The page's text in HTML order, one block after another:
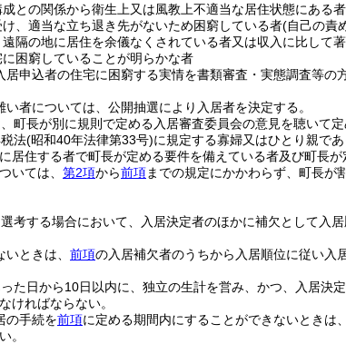
との関係から衛生上又は風教上不適当な居住状態にある者
、適当な立ち退き先がないため困窮している者(自己の責
隔の地に居住を余儀なくされている者又は収入に比して
困窮していることが明らかな者
居申込者の住宅に困窮する実情を書類審査・実態調査等
者については、公開抽選により入居者を決定する。
町長が別に規則で定める入居審査委員会の意見を聴いて定
法(昭和40年法律第33号)に規定する寡婦又はひとり親で
居住する者で町長が定める要件を備えている者及び町長
いては、 第2項から前項までの規定にかかわらず、町長が
考する場合において、入居決定者のほかに補欠として入
ときは、 前項の入居補欠者のうちから入居順位に従い入
た日から10日以内に、独立の生計を営み、かつ、入居決
ければならない。
の手続を前項に定める期間内にすることができないときは、
。